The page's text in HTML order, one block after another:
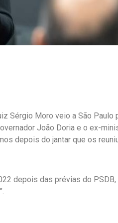
Sérgio Moro veio a São
João Doria e o ex-
depois do jantar que os
depois das prévias do